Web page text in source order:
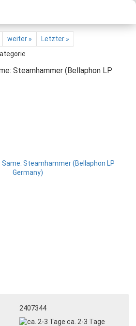
weiter »
Letzter »
Steamhammer (Bellaphon LP
2407344
ca. 2-3 Tage